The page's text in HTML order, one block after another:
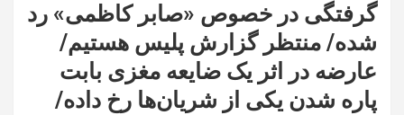
گرفتگی در خصوص «صابر کاظمی» رد
شده/ منتظر گزارش پلیس هستیم/
عارضه در اثر یک ضایعه مغزی بابت
پاره شدن یکی از شریان‌ها رخ داده/